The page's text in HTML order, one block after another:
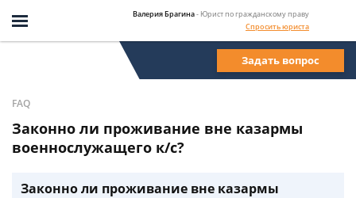
Валерия Брагина- Юрист по гражданскому праву
Спросить юриста
Задать вопрос
FAQ
Законно ли проживание вне казармы
военнослужащего к/с?
Законно ли проживание вне казармы